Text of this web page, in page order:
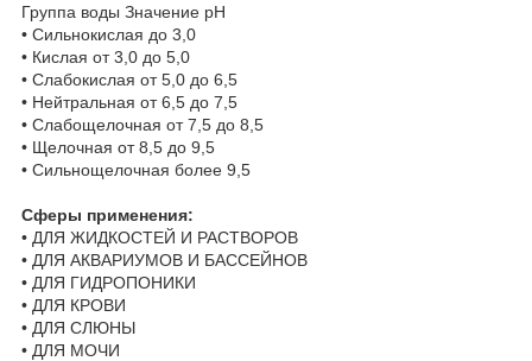
Группа воды Значение pH
• Сильнокислая до 3,0
• Кислая от 3,0 до 5,0
• Слабокислая от 5,0 до 6,5
• Нейтральная от 6,5 до 7,5
• Слабощелочная от 7,5 до 8,5
• Щелочная от 8,5 до 9,5
• Сильнощелочная более 9,5
Сферы применения:
• ДЛЯ ЖИДКОСТЕЙ И РАСТВОРОВ
• ДЛЯ АКВАРИУМОВ И БАССЕЙНОВ
• ДЛЯ ГИДРОПОНИКИ
• ДЛЯ КРОВИ
• ДЛЯ СЛЮНЫ
• ДЛЯ МОЧИ